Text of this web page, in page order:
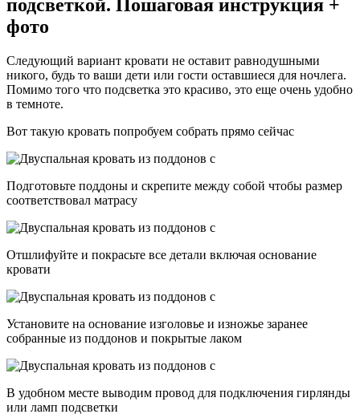
подсветкой. Пошаговая инструкция +
фото
Следующий вариант кровати не оставит равнодушными
никого, будь то ваши дети или гости оставшиеся для ночлега.
Помимо того что подсветка это красиво, это еще очень удобно
в темноте.
Вот такую кровать попробуем собрать прямо сейчас
Подготовьте поддоны и скрепите между собой чтобы размер
соответствовал матрасу
Отшлифуйте и покрасьте все детали включая основание
кровати
Установите на основание изголовье и изножье заранее
собранные из поддонов и покрытые лаком
В удобном месте выводим провод для подключения гирлянды
или ламп подсветки